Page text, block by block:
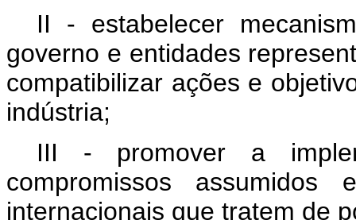
II - estabelecer
governo e entidades
compatibilizar ações e
indústria;
III - promover a
compromissos
internacionais que tratem de